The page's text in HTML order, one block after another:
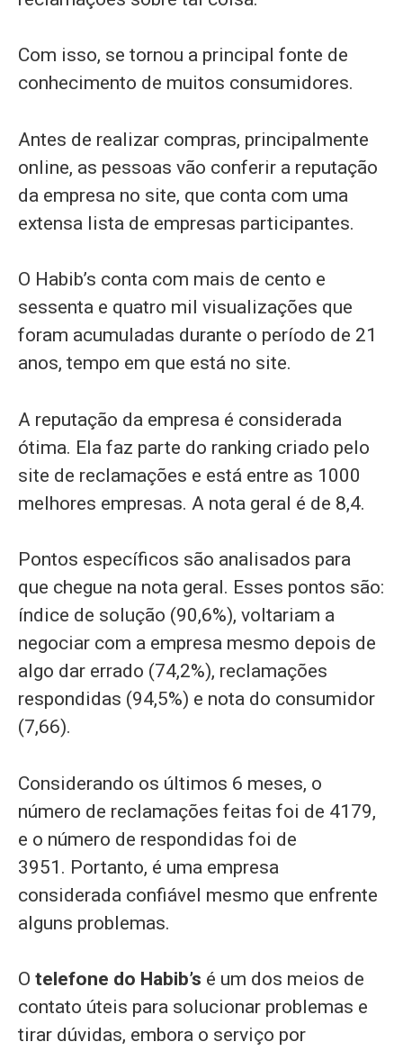
Com isso, se tornou a principal fonte de
conhecimento de muitos consumidores.
Antes de realizar compras, principalmente
online, as pessoas vão conferir a reputação
da empresa no site, que conta com uma
extensa lista de empresas participantes.
O Habib’s conta com mais de cento e
sessenta e quatro mil visualizações que
foram acumuladas durante o período de 21
anos, tempo em que está no site.
A reputação da empresa é considerada
ótima. Ela faz parte do ranking criado pelo
site de reclamações e está entre as 1000
melhores empresas. A nota geral é de 8,4.
Pontos específicos são analisados para
que chegue na nota geral. Esses pontos são:
índice de solução (90,6%), voltariam a
negociar com a empresa mesmo depois de
algo dar errado (74,2%), reclamações
respondidas (94,5%) e nota do consumidor
(7,66).
Considerando os últimos 6 meses, o
número de reclamações feitas foi de 4179,
e o número de respondidas foi de
3951. Portanto, é uma empresa
considerada confiável mesmo que enfrente
alguns problemas.
O telefone do Habib’s é um dos meios de
contato úteis para solucionar problemas e
tirar dúvidas, embora o serviço por